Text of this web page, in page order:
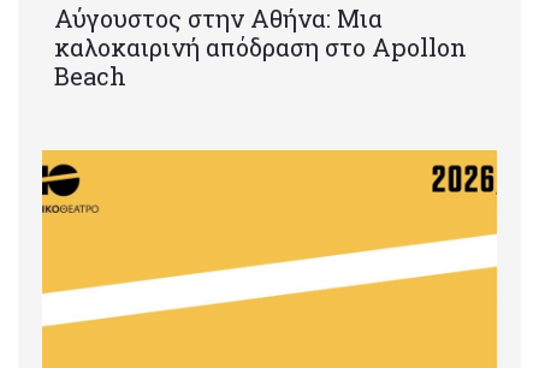
Αύγουστος στην Αθήνα: Μια
καλοκαιρινή απόδραση στο Apollon
Beach